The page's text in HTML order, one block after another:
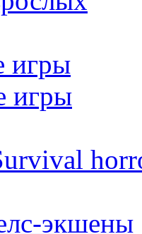
игры
игры
экшены